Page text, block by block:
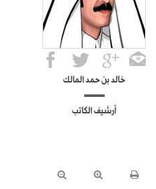
خالد بن حمد المالك
أرشيف الكاتب